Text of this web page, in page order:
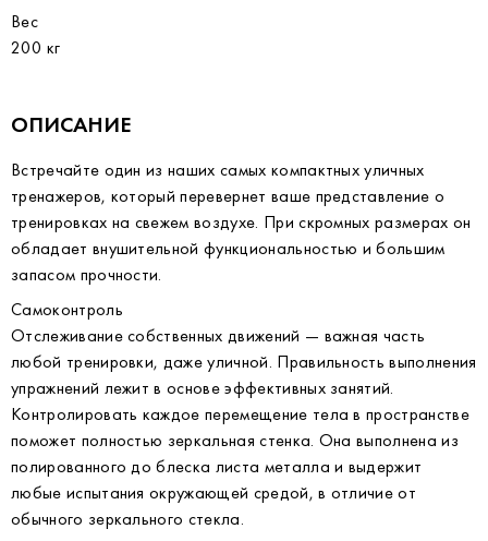
Вес
200 кг
ОПИСАНИЕ
Встречайте один из наших самых компактных уличных
тренажеров, который перевернет ваше представление о
тренировках на свежем воздухе. При скромных размерах он
обладает внушительной функциональностью и большим
запасом прочности.
Самоконтроль
Отслеживание собственных движений — важная часть
любой тренировки, даже уличной. Правильность выполнения
упражнений лежит в основе эффективных занятий.
Контролировать каждое перемещение тела в пространстве
поможет полностью зеркальная стенка. Она выполнена из
полированного до блеска листа металла и выдержит
любые испытания окружающей средой, в отличие от
обычного зеркального стекла.